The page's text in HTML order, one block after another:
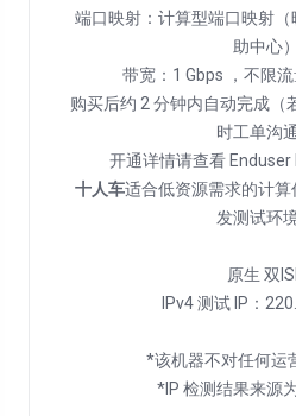
端口映射：计算型端口映射
助中心）
带宽：1 Gbps ，不限流
购买后约 2 分钟内自动完成（
时工单沟通
十人车适合低资源需求的计
发测试环境
原生 双
IPv4 测试 IP：
*该机器不对任何运
*IP 检测结果来源